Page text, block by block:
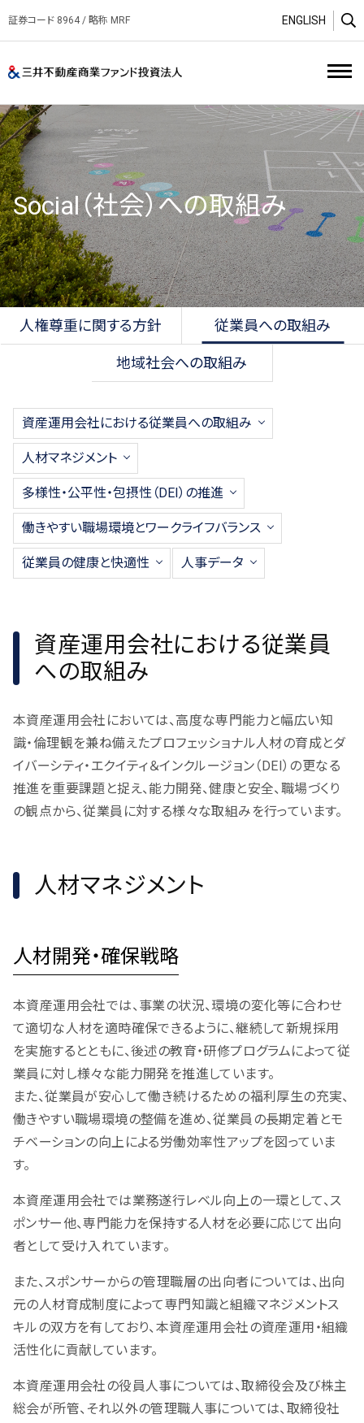
証券コード 8964 / 略称 MRF ENGLISH
Social（社会）への取組み
⼈権尊重に関する⽅針 従業員への取組み
地域社会への取組み
資産運用会社における従業員への取組み
人材マネジメント
多様性・公平性・包摂性（DEI）の推進
働きやすい職場環境とワークライフバランス
従業員の健康と快適性 人事データ
資産運用会社における従業員
への取組み
本資産運用会社においては、高度な専門能力と幅広い知
識・倫理観を兼ね備えたプロフェッショナル人材の育成とダ
イバーシティ・エクイティ＆インクルージョン（DEI）の更なる
推進を重要課題と捉え、能力開発、健康と安全、職場づくり
の観点から、従業員に対する様々な取組みを行っています。
人材マネジメント
人材開発・確保戦略
本資産運用会社では、事業の状況、環境の変化等に合わせ
て適切な人材を適時確保できるように、継続して新規採用
を実施するとともに、後述の教育・研修プログラムによって従
業員に対し様々な能力開発を推進しています。
また、従業員が安心して働き続けるための福利厚生の充実、
働きやすい職場環境の整備を進め、従業員の長期定着とモ
チベーションの向上による労働効率性アップを図っていま
す。
本資産運用会社では業務遂行レベル向上の一環として、ス
ポンサー他、専門能力を保持する人材を必要に応じて出向
者として受け入れています。
また、スポンサーからの管理職層の出向者については、出向
元の人材育成制度によって専門知識と組織マネジメントス
キルの双方を有しており、本資産運用会社の資産運用・組織
活性化に貢献しています。
本資産運用会社の役員人事については、取締役会及び株主
総会が所管、それ以外の管理職人事については、取締役社